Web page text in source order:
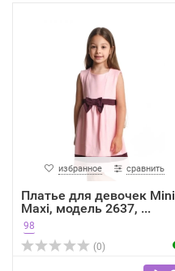
избранное сравнить
Платье для девочек Mini
Maxi, модель 2637, ...
98
(0)